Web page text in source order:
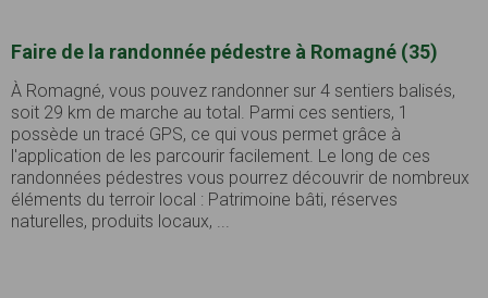
Faire de la randonnée pédestre à Romagné (35)
À Romagné, vous pouvez randonner sur 4 sentiers balisés,
soit 29 km de marche au total. Parmi ces sentiers, 1
possède un tracé GPS, ce qui vous permet grâce à
l'application de les parcourir facilement. Le long de ces
randonnées pédestres vous pourrez découvrir de nombreux
éléments du terroir local : Patrimoine bâti, réserves
naturelles, produits locaux, ...